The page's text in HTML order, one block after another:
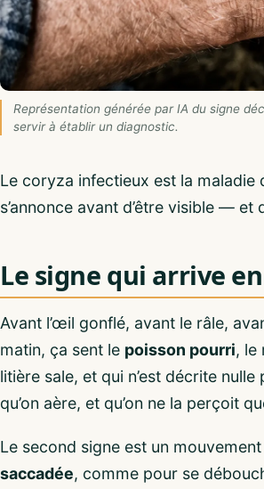
Représentation générée par IA du signe
servir à établir un diagnostic.
Le coryza infectieux est la maladie
s’annonce avant d’être visible —
Le signe qui arrive
Avant l’œil gonflé, avant le râle,
matin, ça sent le poisson pourri, le
litière sale, et qui n’est décrite
qu’on aère, et qu’on ne la perçoit
Le second signe est un
saccadée, comme pour se